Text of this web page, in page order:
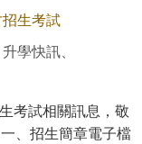
生考試
學快訊、
考試相關訊息，敬
、招生簡章電子檔